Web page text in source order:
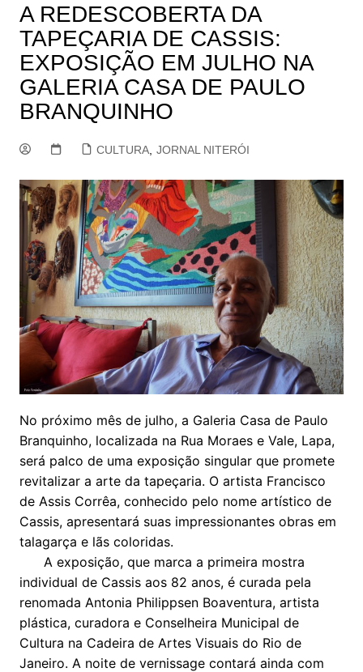
A REDESCOBERTA DA
TAPEÇARIA DE CASSIS:
EXPOSIÇÃO EM JULHO NA
GALERIA CASA DE PAULO
BRANQUINHO
CULTURA, JORNAL NITERÓI
No próximo mês de julho, a Galeria Casa de Paulo
Branquinho, localizada na Rua Moraes e Vale, Lapa,
será palco de uma exposição singular que promete
revitalizar a arte da tapeçaria. O artista Francisco
de Assis Corrêa, conhecido pelo nome artístico de
Cassis, apresentará suas impressionantes obras em
talagarça e lãs coloridas.
A exposição, que marca a primeira mostra
individual de Cassis aos 82 anos, é curada pela
renomada Antonia Philippsen Boaventura, artista
plástica, curadora e Conselheira Municipal de
Cultura na Cadeira de Artes Visuais do Rio de
Janeiro. A noite de vernissage contará ainda com